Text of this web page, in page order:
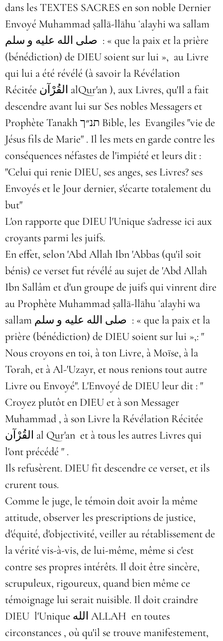
dans les TEXTES SACRES en son noble Dernier
Envoyé Muhammad ṣallā-llāhu ʿalayhi wa sallam
صلى الله عليه و سلم : « que la paix et la prière
(bénédiction) de DIEU soient sur lui », au Livre
qui lui a été révélé (à savoir la Révélation
Récitée القُرْآن alQur'an ), aux Livres, qu'Il a fait
descendre avant lui sur Ses nobles Messagers et
Prophète Tanakh תנ״ך Bible, les Evangiles "vie de
Jésus fils de Marie" . Il les mets en garde contre les
conséquences néfastes de l'impiété et leurs dit :
"Celui qui renie DIEU, ses anges, ses Livres? ses
Envoyés et le Jour dernier, s'écarte totalement du
but"
L'on rapporte que DIEU l'Unique s'adresse ici aux
croyants parmi les juifs.
En effet, selon 'Abd Allah Ibn 'Abbas (qu'il soit
bénis) ce verset fut révélé au sujet de 'Abd Allah
Ibn Sallâm et d'un groupe de juifs qui vinrent dire
au Prophète Muhammad ṣallā-llāhu ʿalayhi wa
sallam صلى الله عليه و سلم : « que la paix et la
prière (bénédiction) de DIEU soient sur lui »,: "
Nous croyons en toi, à ton Livre, à Moïse, à la
Torah, et à Al-'Uzayr, et nous renions tout autre
Livre ou Envoyé". L'Envoyé de DIEU leur dit : "
Croyez plutôt en DIEU et à son Messager
Muhammad , à son Livre la Révélation Récitée
القُرْآن al Qur'an et à tous les autres Livres qui
l'ont précédé " .
Ils refusèrent. DIEU fit descendre ce verset, et ils
crurent tous.
Comme le juge, le témoin doit avoir la même
attitude, observer les prescriptions de justice,
d'équité, d'objectivité, veiller au rétablissement de
la vérité vis-à-vis, de lui-même, même si c'est
contre ses propres intérêts. Il doit être sincère,
scrupuleux, rigoureux, quand bien même ce
témoignage lui serait nuisible. Il doit craindre
DIEU l'Unique الله ALLAH en toutes
circonstances , où qu'il se trouve manifestement,